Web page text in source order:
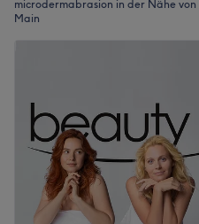
microdermabrasion in der Nähe
Main